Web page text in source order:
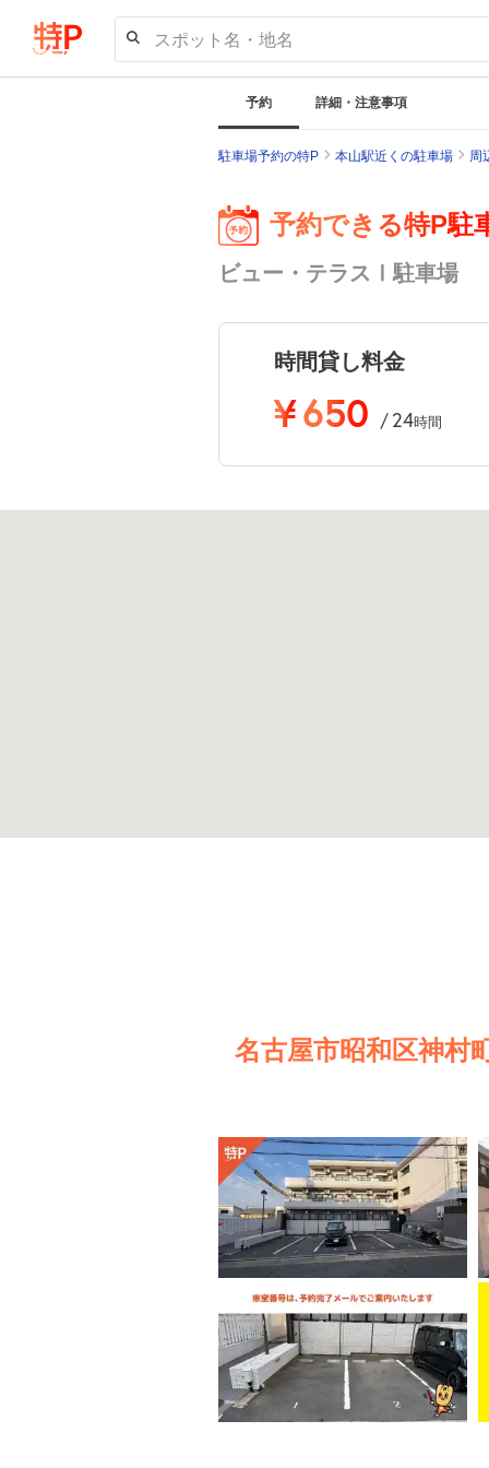
スポット名・地名
予約 詳細・注意事項
駐車場予約の特P 本山駅近くの駐車場 周
予約できる特P駐
ビュー・テラスⅠ駐車場
時間貸し料金
¥650 / 24時間
名古屋市昭和区神村